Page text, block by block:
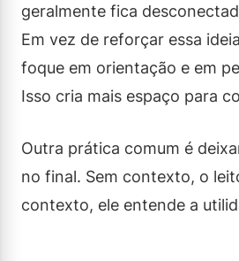
geralmente fica
Em vez de reforçar essa
foque em orientação e em
Isso cria mais espaço para
Outra prática comum é
no final. Sem contexto, o
contexto, ele entende a